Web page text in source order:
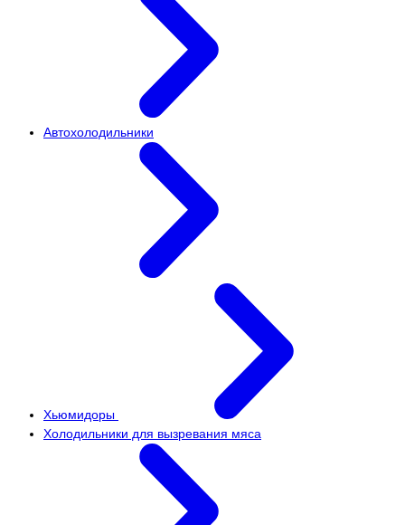
Автохолодильники
Хьюмидоры
Холодильники для вызревания мяса